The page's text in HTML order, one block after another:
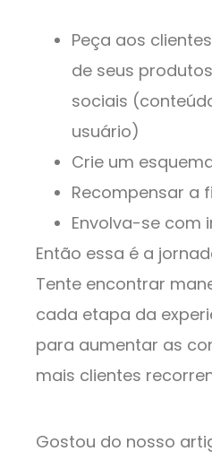
Peça aos
de seus
sociais
usuário)
Crie um
Recompensar a
Envolva-se com
Então essa é a
Tente encontrar
cada etapa da
para aumentar as
mais clientes
Gostou do nosso